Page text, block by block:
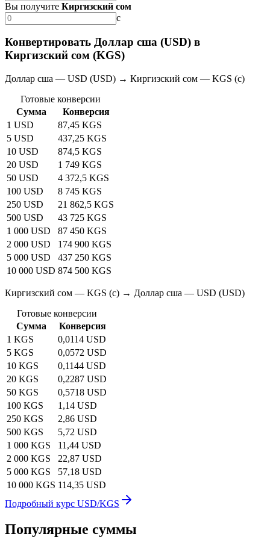
Вы получите Киргизский сом
с
Конвертировать Доллар сша (USD) в
Киргизский сом (KGS)
Доллар сша — USD (USD) → Киргизский сом — KGS (с)
Готовые конверсии
Сумма
Конверсия
1 USD
87,45 KGS
5 USD
437,25 KGS
10 USD
874,5 KGS
20 USD
1 749 KGS
50 USD
4 372,5 KGS
100 USD
8 745 KGS
250 USD
21 862,5 KGS
500 USD
43 725 KGS
1 000 USD
87 450 KGS
2 000 USD
174 900 KGS
5 000 USD
437 250 KGS
10 000 USD 874 500 KGS
Киргизский сом — KGS (с) → Доллар сша — USD (USD)
Готовые конверсии
Сумма
Конверсия
1 KGS
0,0114 USD
5 KGS
0,0572 USD
10 KGS
0,1144 USD
20 KGS
0,2287 USD
50 KGS
0,5718 USD
100 KGS
1,14 USD
250 KGS
2,86 USD
500 KGS
5,72 USD
1 000 KGS
11,44 USD
2 000 KGS
22,87 USD
5 000 KGS
57,18 USD
10 000 KGS 114,35 USD
Подробный курс USD/KGS
Популярные суммы